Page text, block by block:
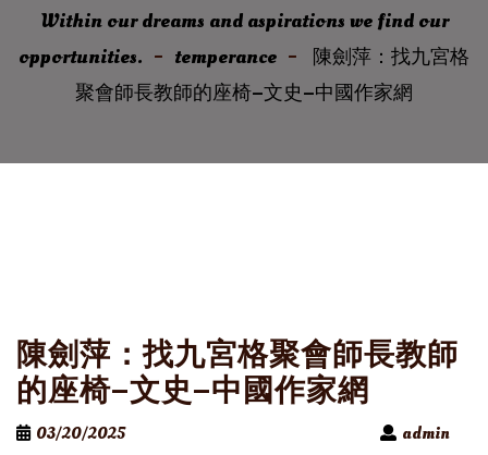
Within our dreams and aspirations we find our
opportunities.
temperance
陳劍萍：找九宮格
聚會師長教師的座椅–文史–中國作家網
陳劍萍：找九宮格聚會師長教師
的座椅–文史–中國作家網
03/20/2025
admin